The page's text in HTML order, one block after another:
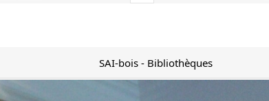
SAI-bois - Bibliothèques